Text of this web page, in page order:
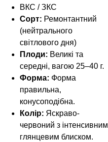
ВКС / ЗКС
Сорт: Ремонтантний
(нейтрального
світлового дня)
Плоди: Великі та
середні, вагою 25–40 г.
Форма: Форма
правильна,
конусоподібна.
Колір: Яскраво-
червоний з інтенсивним
глянцевим блиском.